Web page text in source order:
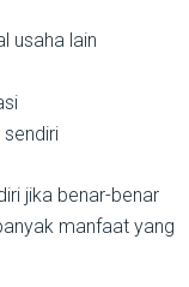
usaha lain
jika benar-benar
manfaat yang